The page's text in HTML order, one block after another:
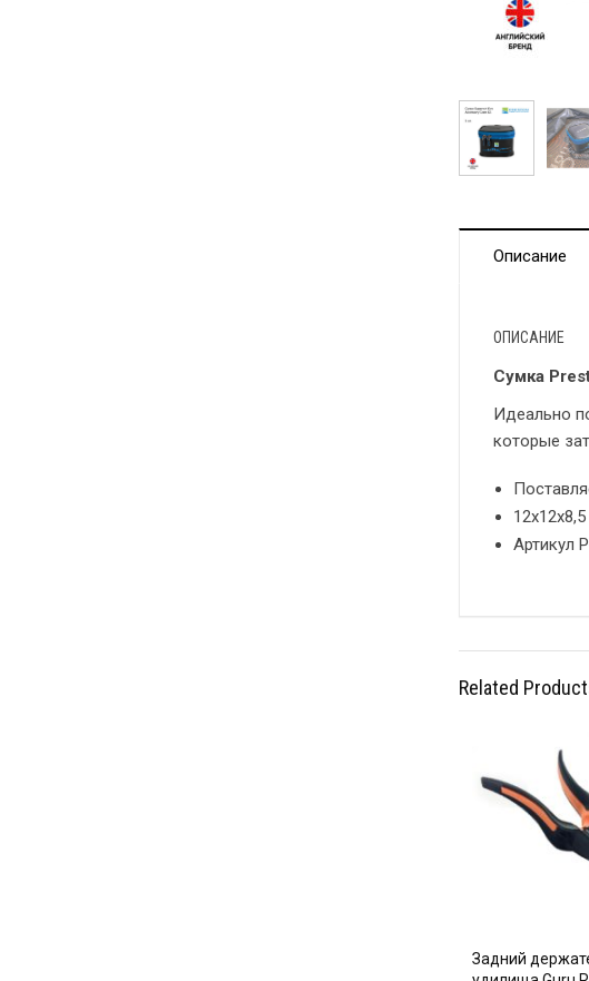
Описание
ОПИСАНИЕ
Сумка
Идеально
которые
Артикул
Related
Задний